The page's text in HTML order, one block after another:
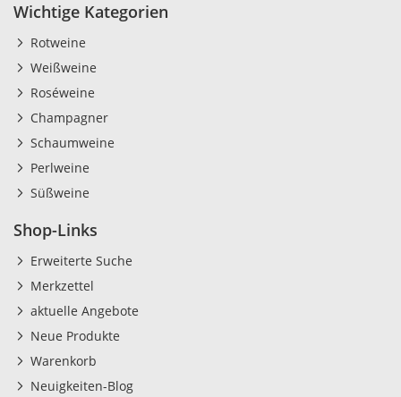
Wichtige Kategorien
Rotweine
Weißweine
Roséweine
Champagner
Schaumweine
Perlweine
Süßweine
Shop-Links
Erweiterte Suche
Merkzettel
aktuelle Angebote
Neue Produkte
Warenkorb
Neuigkeiten-Blog